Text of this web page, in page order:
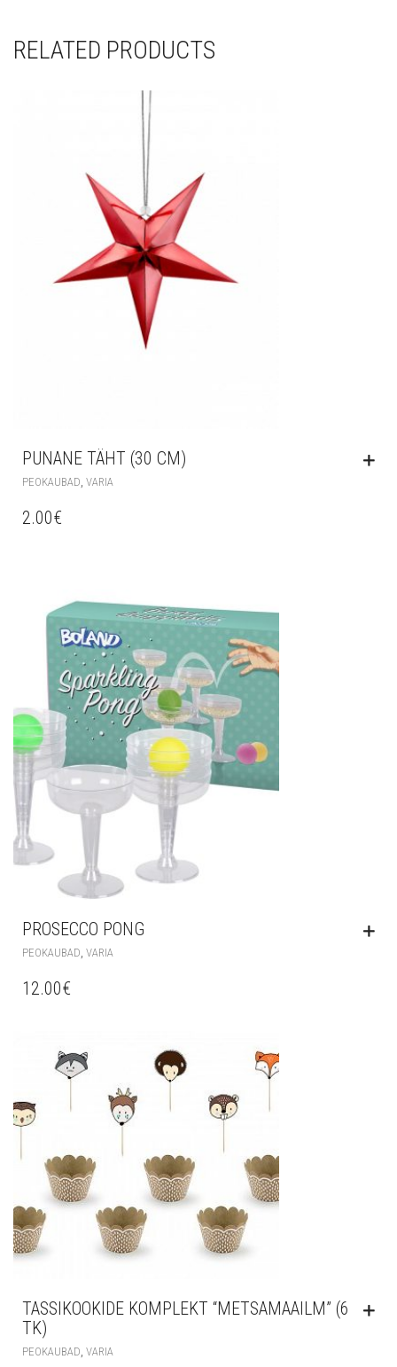
RELATED PRODUCTS
PUNANE TÄHT (30 CM)
PEOKAUBAD, VARIA
2.00€
PROSECCO PONG
PEOKAUBAD, VARIA
12.00€
TASSIKOOKIDE KOMPLEKT “METSAMAAILM” (6
TK)
PEOKAUBAD VARIA